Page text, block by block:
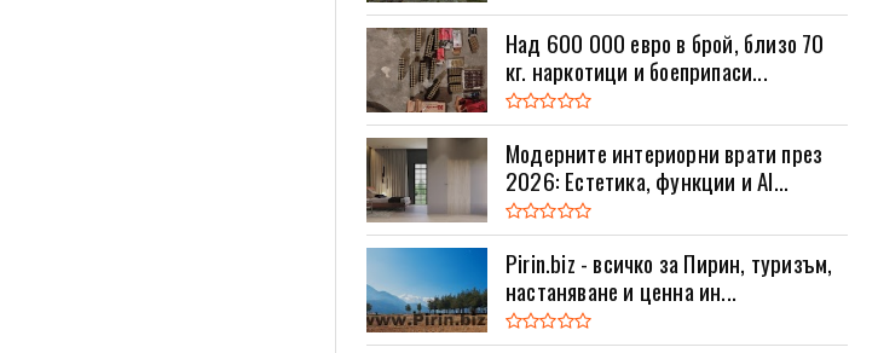
Над 600 000 евро в брой, близо 70
кг. наркотици и боеприпаси...
Модерните интериорни врати през
2026: Естетика, функции и AI...
Pirin.biz - всичко за Пирин, туризъм,
настаняване и ценна ин...